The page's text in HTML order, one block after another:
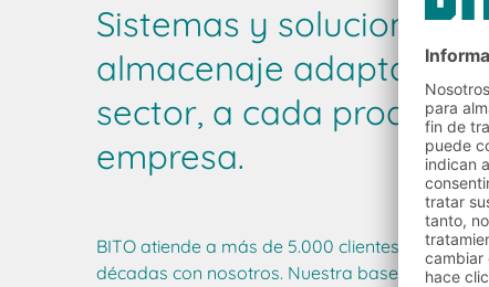
Sistemas y soluciones
almacenaje adaptados
sector, a cada
empresa.
BITO atiende a más de 5.000 clientes cada
décadas con nosotros. Nuestra base de datos